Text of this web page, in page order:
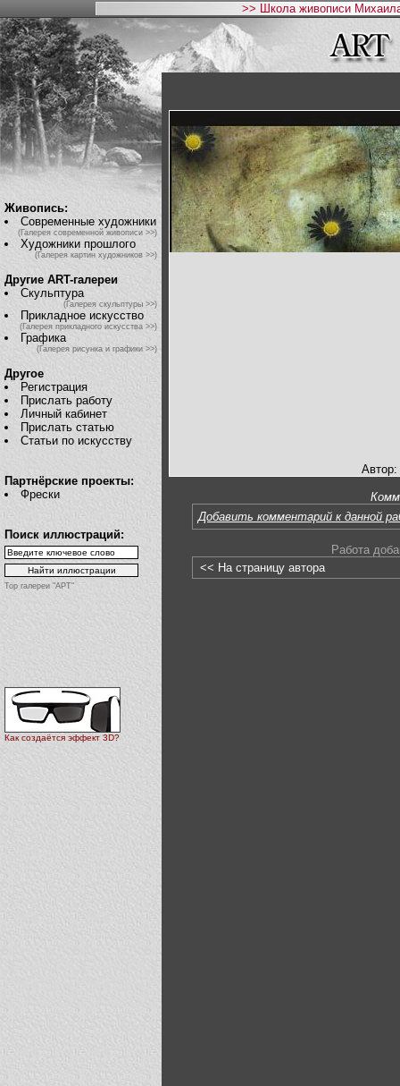
>> Школа живописи
Живопись:
Современные художники
(Галерея современной живописи >>)
Художники прошлого
(Галерея картин художников >>)
Другие ART-галереи
Скульптура
(Галерея скульптуры >>)
Прикладное искусство
(Галерея прикладного искусства >>)
Графика
(Галерея рисунка и графики >>)
Другое
Регистрация
Прислать работу
Личный кабинет
Прислать статью
Статьи по искусству
Партнёрские проекты:
Фрески
Поиск иллюстраций:
Top галереи "АРТ"
Как создаётся эффект 3D?
Автор:
Добавить комментарий к данной
Работа
<< На страницу автора